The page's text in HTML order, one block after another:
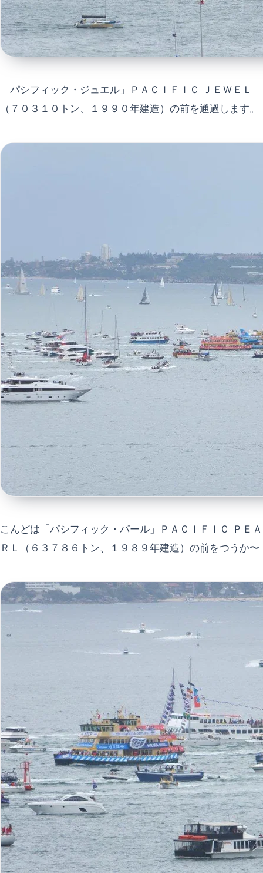
「パシフィック・ジュエル」ＰＡＣＩＦＩＣ ＪＥＷＥＬ
（７０３１０トン、１９９０年建造）の前を通過します。
こんどは「パシフィック・パール」ＰＡＣＩＦＩＣ ＰＥＡ
ＲＬ（６３７８６トン、１９８９年建造）の前をつうか〜